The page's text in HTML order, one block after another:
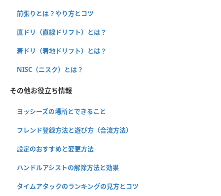
前張りとは？やり方とコツ
直ドリ（直線ドリフト）とは？
着ドリ（着地ドリフト）とは？
NISC（ニスク）とは？
その他お役立ち情報
ヨッシーズの場所とできること
フレンド登録方法と遊び方（合流方法）
設定のおすすめと変更方法
ハンドルアシストの解除方法と効果
タイムアタックのランキングの見方とコツ